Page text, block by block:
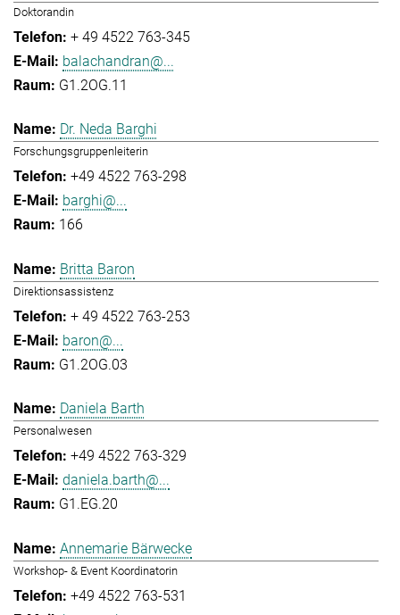
Doktorandin
+ 49 4522 763-345
balachandran@...
G1.2OG.11
Dr. Neda Barghi
Forschungsgruppenleiterin
+49 4522 763-298
barghi@...
166
Britta Baron
Direktionsassistenz
+ 49 4522 763-253
baron@...
G1.2OG.03
Daniela Barth
Personalwesen
+49 4522 763-329
daniela.barth@...
G1.EG.20
Annemarie Bärwecke
Workshop- & Event Koordinatorin
+49 4522 763-531